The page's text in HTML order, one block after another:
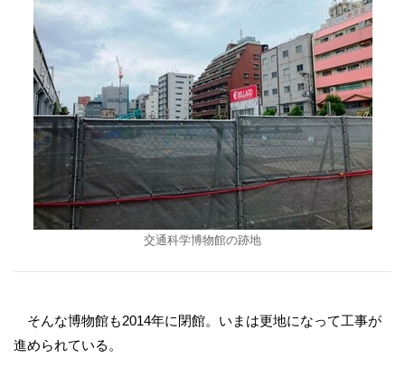
交通科学博物館の跡地
そんな博物館も2014年に閉館。いまは更地になって工事が
進められている。